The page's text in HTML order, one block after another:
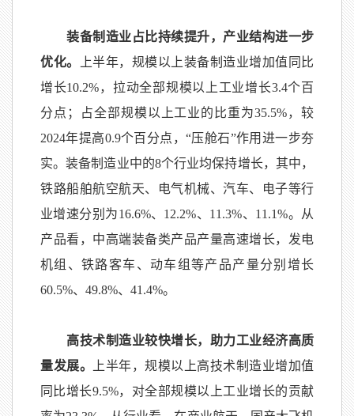
装备制造业占比持续提升，产业结构进一步
优化。
上半年，规模以上装备制造业增加值同比
增长10.2%，拉动全部规模以上工业增长3.4个百
分点；占全部规模以上工业的比重为35.5%，较
2024年提高0.9个百分点，“压舱石”作用进一步夯
实。装备制造业中的8个行业均保持增长，其中，
铁路船舶航空航天、电气机械、汽车、电子等行
业增速分别为16.6%、 12.2%、 11.3%、 11.1%。从
产品看，中高端装备类产品产量高速增长，发电
机组、铁路客车、动车组等产品产量分别增长
60.5%、 49.8%、 41.4%。
高技术制造业较快增长，助力工业经济高质
量发展。
上半年，规模以上高技术制造业增加值
同比增长9.5%，对全部规模以上工业增长的贡献